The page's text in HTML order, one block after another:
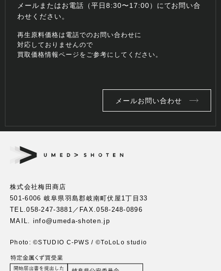
メールまたはお電話（平日8:30〜17:00）にてお問い合
わせください。
再生原料価格は電話でのお問い合わせに
対応しておりませんので
買取価格情報ページをご参考にしてください。
メールお問い合わせ
株式会社梅田商店
501-6006 岐阜県羽島郡岐南町伏屋1丁目33
TEL.058-247-3881 ／FAX.058-248-0896
MAIL. info@umeda-shoten.jp
Photo: ©︎STUDIO C-PWS / ©︎ToLoLo studio